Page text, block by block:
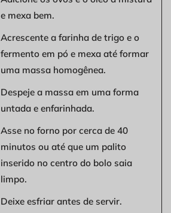
e mexa bem.
Acrescente a farinha de trigo e o
fermento em pó e mexa até formar
uma massa homogênea.
Despeje a massa em uma forma
untada e enfarinhada.
Asse no forno por cerca de 40
minutos ou até que um palito
inserido no centro do bolo saia
limpo.
Deixe esfriar antes de servir.